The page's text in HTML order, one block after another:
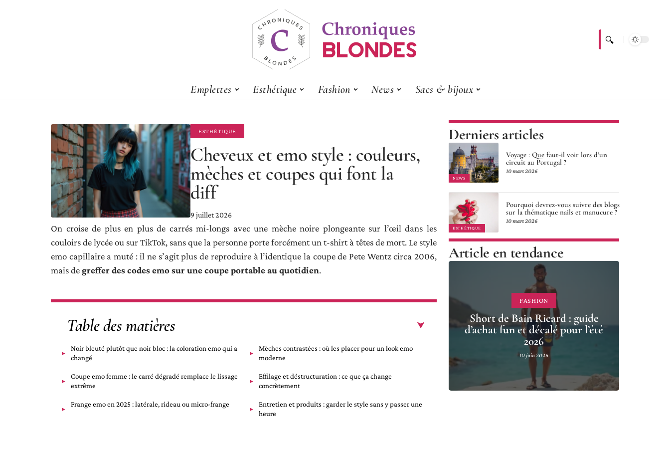
Emplettes Esthétique Fashion News Sacs & bijoux
ESTHÉTIQUE
Cheveux et emo style : couleurs,
mèches et coupes qui font la
diff
9 juillet 2026
On croise de plus en plus de carrés mi-longs avec une mèche noire plongeante sur l’œil dans les
couloirs de lycée ou sur TikTok, sans que la personne porte forcément un t-shirt à têtes de mort. Le style
emo capillaire a muté : il ne s’agit plus de reproduire à l’identique la coupe de Pete Wentz circa 2006,
mais degreffer des codes emo sur une coupe portable au quotidien.
Table des matières
Noir bleuté plutôt que noir bloc : la coloration emo qui a
changé
Mèches contrastées : où les placer pour un look emo
moderne
Coupe emo femme : le carré dégradé remplace le lissage
extrême
Effilage et déstructuration : ce que ça change
concrètement
Frange emo en 2025 : latérale, rideau ou micro-frange
Entretien et produits : garder le style sans y passer une
heure
Derniers articles
NEWS
Voyage : Que faut-il voir lors d’un
circuit au Portugal ?
10 mars 2026
ESTHÉTIQUE
Pourquoi devrez-vous suivre des blogs
sur la thématique nails et manucure ?
10 mars 2026
Article en tendance
FASHION
Short de Bain Ricard : guide
d’achat fun et décalé pour l’été
2026
10 juin 2026